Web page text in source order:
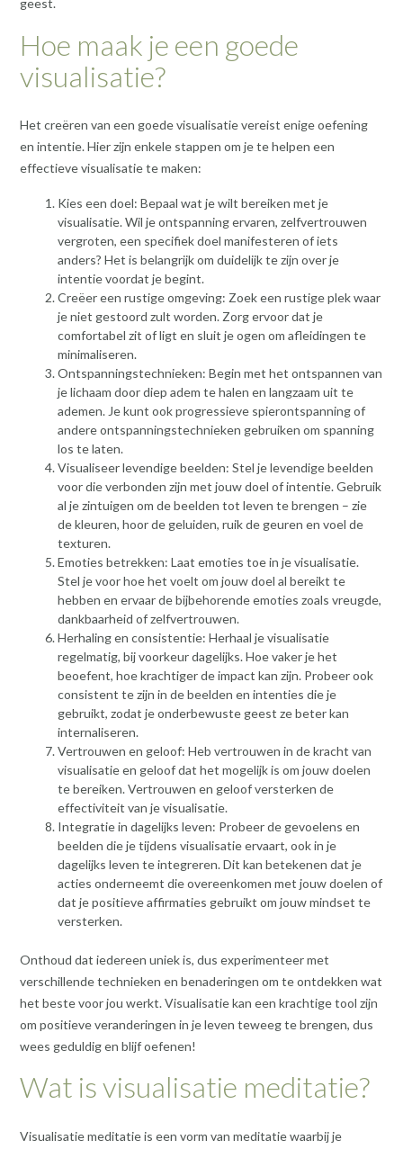
geest.
Hoe maak je een goede
visualisatie?
Het creëren van een goede visualisatie vereist enige oefening
en intentie. Hier zijn enkele stappen om je te helpen een
effectieve visualisatie te maken:
Kies een doel: Bepaal wat je wilt bereiken met je
visualisatie. Wil je ontspanning ervaren, zelfvertrouwen
vergroten, een specifiek doel manifesteren of iets
anders? Het is belangrijk om duidelijk te zijn over je
intentie voordat je begint.
Creëer een rustige omgeving: Zoek een rustige plek waar
je niet gestoord zult worden. Zorg ervoor dat je
comfortabel zit of ligt en sluit je ogen om afleidingen te
minimaliseren.
Ontspanningstechnieken: Begin met het ontspannen van
je lichaam door diep adem te halen en langzaam uit te
ademen. Je kunt ook progressieve spierontspanning of
andere ontspanningstechnieken gebruiken om spanning
los te laten.
Visualiseer levendige beelden: Stel je levendige beelden
voor die verbonden zijn met jouw doel of intentie. Gebruik
al je zintuigen om de beelden tot leven te brengen – zie
de kleuren, hoor de geluiden, ruik de geuren en voel de
texturen.
Emoties betrekken: Laat emoties toe in je visualisatie.
Stel je voor hoe het voelt om jouw doel al bereikt te
hebben en ervaar de bijbehorende emoties zoals vreugde,
dankbaarheid of zelfvertrouwen.
Herhaling en consistentie: Herhaal je visualisatie
regelmatig, bij voorkeur dagelijks. Hoe vaker je het
beoefent, hoe krachtiger de impact kan zijn. Probeer ook
consistent te zijn in de beelden en intenties die je
gebruikt, zodat je onderbewuste geest ze beter kan
internaliseren.
Vertrouwen en geloof: Heb vertrouwen in de kracht van
visualisatie en geloof dat het mogelijk is om jouw doelen
te bereiken. Vertrouwen en geloof versterken de
effectiviteit van je visualisatie.
Integratie in dagelijks leven: Probeer de gevoelens en
beelden die je tijdens visualisatie ervaart, ook in je
dagelijks leven te integreren. Dit kan betekenen dat je
acties onderneemt die overeenkomen met jouw doelen of
dat je positieve affirmaties gebruikt om jouw mindset te
versterken.
Onthoud dat iedereen uniek is, dus experimenteer met
verschillende technieken en benaderingen om te ontdekken wat
het beste voor jou werkt. Visualisatie kan een krachtige tool zijn
om positieve veranderingen in je leven teweeg te brengen, dus
wees geduldig en blijf oefenen!
Wat is visualisatie meditatie?
Visualisatie meditatie is een vorm van meditatie waarbij je